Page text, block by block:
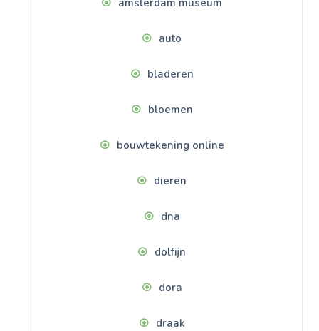
auto
bladeren
bloemen
bouwtekening online
dieren
dna
dolfijn
dora
draak